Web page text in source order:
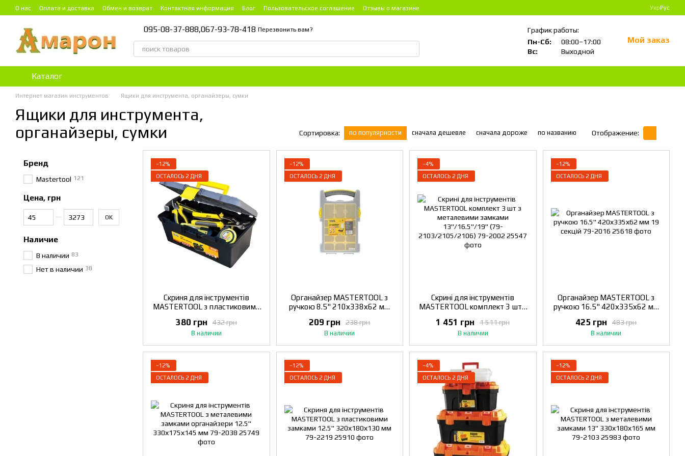
Перейти к основному контенту
О нас Оплата и доставка Обмен и возврат Контактная информация Блог Пользовательское соглашение Отзывы о магазине УкрРус
095-08-37-888,067-93-78-418 Перезвонить вам?
График работы:
Пн-Сб:
08:00–17:00
Вс:
Выходной
Мой заказ
Каталог
Интернет магазин инструментов Ящики для инструмента, органайзеры, сумки
Ящики для инструмента,
органайзеры, сумки
Сортировка: по популярности сначала дешевле сначала дороже по названию Отображение:
−12%
ОСТАЛОСЬ 2 ДНЯ
Скриня для інструментів
MASTERTOOL з пластиковими
79-2216432 грн
380 грн
В наличии
−12%
ОСТАЛОСЬ 2 ДНЯ
Органайзер MASTERTOOL з
ручкою 8.5" 210х338х62 мм
238 грн
209 грн
В наличии
−4%
ОСТАЛОСЬ 2 ДНЯ
Скрині для інструментів
MASTERTOOL комплект 3 шт з
13"/16.5"/19" (79-
2103/2105/2106) 79-2002
1 511 грн
1 451 грн
В наличии
−12%
ОСТАЛОСЬ 2 ДНЯ
Органайзер MASTERTOOL з
ручкою 16.5" 420х335х62 мм
483 грн
425 грн
В наличии
−12%
ОСТАЛОСЬ 2 ДНЯ
−12%
ОСТАЛОСЬ 2 ДНЯ
−4%
ОСТАЛОСЬ 2 ДНЯ
−12%
ОСТАЛОСЬ 2 ДНЯ
Бренд
Mastertool 121
Цена, грн
OK
Наличие
В наличии 83
Нет в наличии 38